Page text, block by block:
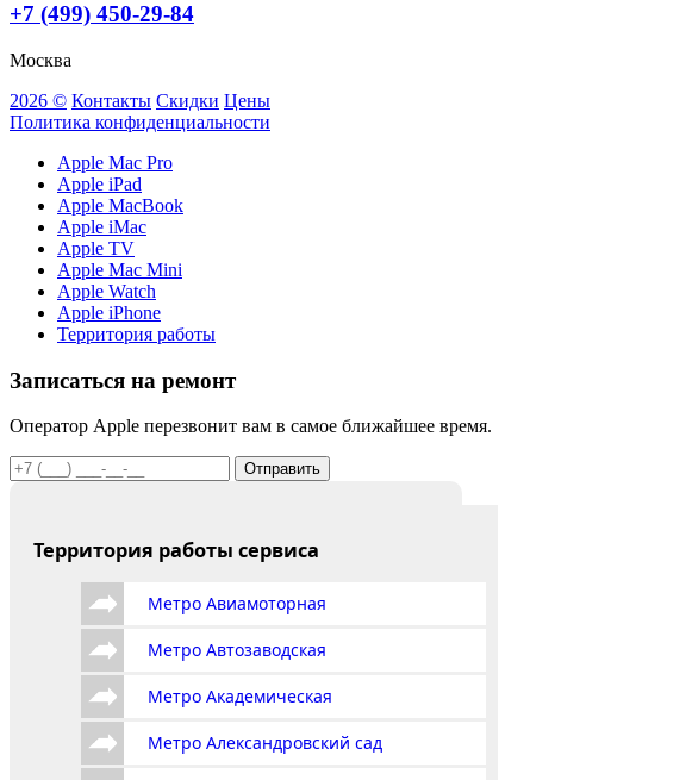
+7 (499) 450-29-84
Москва
2026 © Контакты Скидки Цены
Политика конфиденциальности
Apple Mac Pro
Apple iPad
Apple MacBook
Apple iMac
Apple TV
Apple Mac Mini
Apple Watch
Apple iPhone
Территория работы
Записаться на ремонт
Оператор Apple перезвонит вам в самое ближайшее время.
Отправить
Территория работы сервиса
Метро Авиамоторная
Метро Автозаводская
Метро Академическая
Метро Александровский сад